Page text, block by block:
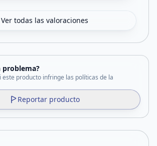
Ver todas las valoraciones
problema?
este producto infringe las políticas de la
Reportar producto